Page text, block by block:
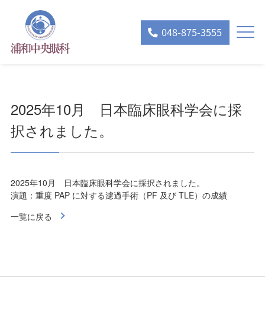
048-875-3555
2025年10月 日本臨床眼科学会に採
択されました。
2025年10月 日本臨床眼科学会に採択されました。
演題：重度 PAP に対する濾過⼿術（PF 及び TLE）の成績
一覧に戻る